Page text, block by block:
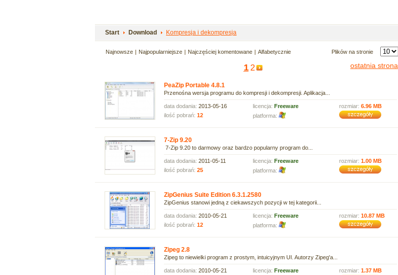
Start Download Kompresja i dekompresja
Najnowsze Najpopularniejsze Najczęściej komentowane Alfabetycznie Plików na stronie
12 ostatnia strona
PeaZip Portable 4.8.1
Przenośna wersja programu do kompresji i dekompresji. Aplikacja...
data dodania: 2013-05-16 licencja: Freeware rozmiar: 6.96 MB
ilość pobrań: 12 platforma:
7-Zip 9.20
7-Zip 9.20 to darmowy oraz bardzo popularny program do...
data dodania: 2011-05-11 licencja: Freeware rozmiar: 1.00 MB
ilość pobrań: 25 platforma:
ZipGenius Suite Edition 6.3.1.2580
ZipGenius stanowi jedną z ciekawszych pozycji w tej kategorii...
data dodania: 2010-05-21 licencja: Freeware rozmiar: 10.87 MB
ilość pobrań: 12 platforma:
Zipeg 2.8
Zipeg to niewielki program z prostym, intuicyjnym UI. Autorzy Zipeg'a...
data dodania: 2010-05-21 licencja: Freeware rozmiar: 1.37 MB